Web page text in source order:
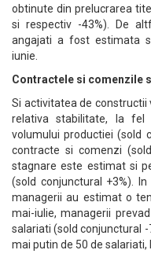
obtinute din prelucrarea
si respectiv -43%). De
angajati a fost estimata
iunie.
Contractele si comenzile
Si activitatea de constructii
relativa stabilitate, la
volumului productiei (sold
contracte si comenzi
stagnare este estimat si
(sold conjunctural +3%).
managerii au estimat o
mai-iulie, managerii
salariati (sold conjunctural
mai putin de 50 de salariati,